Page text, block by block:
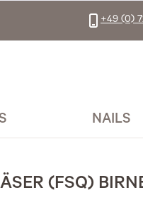
+49 (0)
NAILS
(FSQ)